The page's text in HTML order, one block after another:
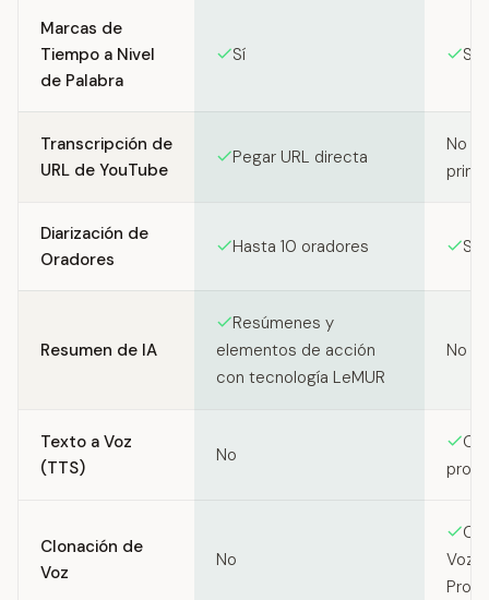
Marcas de
Tiempo a Nivel
de Palabra
Sí Sí
Transcripción de
URL de YouTube
Pegar URL directa
No
Diarización de
Oradores
Hasta 10 oradores Sí
Resumen de IA
Resúmenes y
elementos de acción
con tecnología LeMUR
No
Texto a Voz
(TTS)
No
Clonación de
Voz
No
Voz